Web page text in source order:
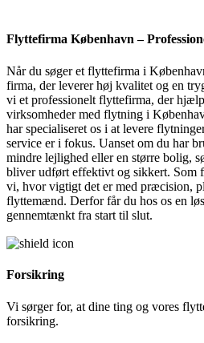
Flyttefirma København –
Når du søger et flyttefirma i
firma, der leverer høj kvalitet og en
vi et professionelt flyttefirma, der
virksomheder med flytning i
har specialiseret os i at levere
service er i fokus. Uanset om du har
mindre lejlighed eller en større bolig,
bliver udført effektivt og sikkert. Som
vi, hvor vigtigt det er med præcision,
flyttemænd. Derfor får du hos os en
gennemtænkt fra start til slut.
Forsikring
Vi sørger for, at dine ting og vores
forsikring.